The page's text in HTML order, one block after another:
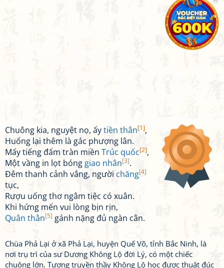
Chuông kia, nguyệt nọ, ấytiền thân[1],
Huống lại thêm là gác phượng lân.
Mấy tiếng đấm tràn miền Trúc quốc[2],
Một vầng in lọt bóng giao nhân[3].
Đêm thanh cảnh vắng, người chăng[4]
tục,
Rượu uống thơ ngâm tiệc có xuân.
Khi hứng mến vui lòng bịn rịn,
Quân thân[5] gánh nặng đủ ngàn cân.
Chùa Phả Lại ở xã Phả Lại, huyện Quế Võ, tỉnh Bắc Ninh, là
nơi trụ trì của sư Dương Không Lộ đời Lý, có một chiếc
chuông lớn. Tương truyền thầy Không Lộ học được thuật đúc